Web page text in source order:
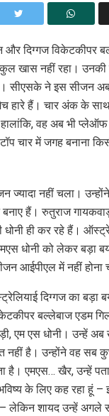
और दिग्गज विकेटकीपर
खास नहीं रहा। उनकी
सीएसके ने इस सीजन
हारे हैं। चार अंक के
वह अब भी
चार में जगह बनाना
ज्यादा नहीं चला।
बनाए हैं। रुतुराज
धोनी ही कर रहे हैं।
धोनी को लेकर बड़ा
आईपीएल में नहीं होना
दिग्गज का बड़ा
बल्लेबाज एडम
एम एस धोनी। उन्हें
नहीं है। उन्होंने वह सब
है। एमएस… खैर, उन्हें पता
के लिए कह रहा हूं
लेकिन शायद उन्हें अगले